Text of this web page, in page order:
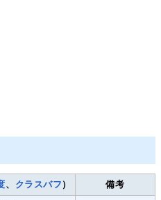
、 クラスバフ ） 備考